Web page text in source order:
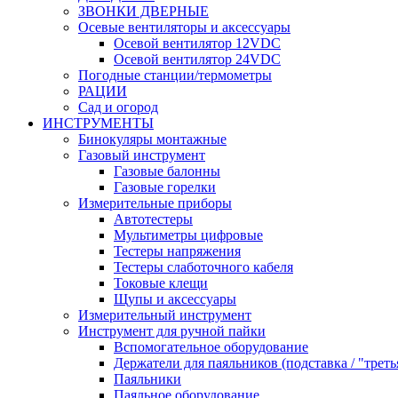
ЗВОНКИ ДВЕРНЫЕ
Осевые вентиляторы и аксессуары
Осевой вентилятор 12VDC
Осевой вентилятор 24VDC
Погодные станции/термометры
РАЦИИ
Сад и огород
ИНСТРУМЕНТЫ
Бинокуляры монтажные
Газовый инструмент
Газовые балонны
Газовые горелки
Измерительные приборы
Автотестеры
Мультиметры цифровые
Тестеры напряжения
Тестеры слаботочного кабеля
Токовые клещи
Щупы и аксессуары
Измерительный инструмент
Инструмент для ручной пайки
Вспомогательное оборудование
Держатели для паяльников (подставка /
Паяльники
Паяльное оборудование